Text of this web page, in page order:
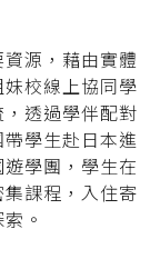
源，藉由實體
校線上協同學
透過學伴配對
學生赴日本進
學團，學生在
課程，入住寄
。